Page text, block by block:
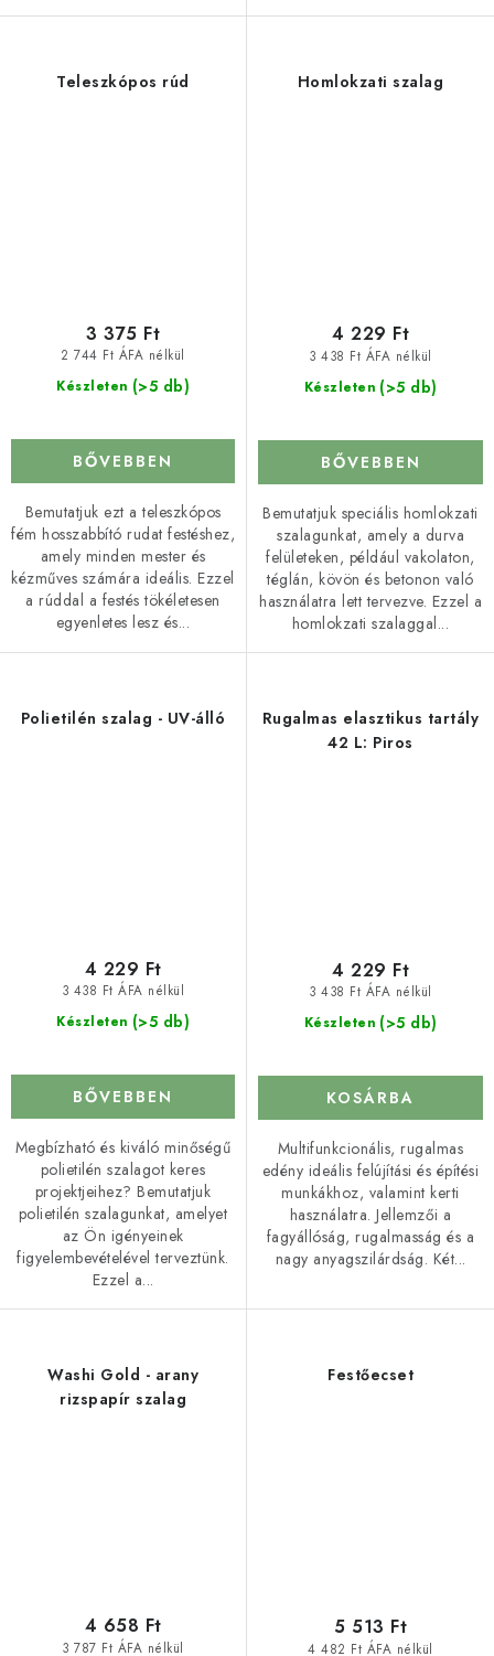
Teleszkópos rúd
Készleten (>5 db)
2 744 Ft ÁFA nélkül
3 375 Ft
BŐVEBBEN
Bemutatjuk ezt a teleszkópos
fém hosszabbító rudat festéshez,
amely minden mester és
kézműves számára ideális. Ezzel
a rúddal a festés tökéletesen
egyenletes lesz és...
Homlokzati szalag
Készleten (>5 db)
3 438 Ft ÁFA nélkül
4 229 Ft
BŐVEBBEN
Bemutatjuk speciális homlokzati
szalagunkat, amely a durva
felületeken, például vakolaton,
téglán, kövön és betonon való
használatra lett tervezve. Ezzel a
homlokzati szalaggal...
Polietilén szalag - UV-álló
Készleten (>5 db)
3 438 Ft ÁFA nélkül
4 229 Ft
BŐVEBBEN
Megbízható és kiváló minőségű
polietilén szalagot keres
projektjeihez? Bemutatjuk
polietilén szalagunkat, amelyet
az Ön igényeinek
figyelembevételével terveztünk.
Ezzel a...
Rugalmas elasztikus tartály
42 L: Piros
Készleten (>5 db)
3 438 Ft ÁFA nélkül
4 229 Ft
KOSÁRBA
Multifunkcionális, rugalmas
edény ideális felújítási és építési
munkákhoz, valamint kerti
használatra. Jellemzői a
fagyállóság, rugalmasság és a
nagy anyagszilárdság. Két...
Washi Gold - arany
rizspapír szalag
3 787 Ft ÁFA nélkül
4 658 Ft
Festőecset
4 482 Ft ÁFA nélkül
5 513 Ft